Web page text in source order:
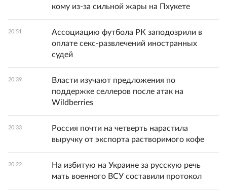
кому из-за сильной жары на Пхукете
20:51
Ассоциацию футбола РК заподозрили в
оплате секс-развлечений иностранных
судей
20:39
Власти изучают предложения по
поддержке селлеров после атак на
Wildberries
20:33
Россия почти на четверть нарастила
выручку от экспорта растворимого кофе
20:22
На избитую на Украине за русскую речь
мать военного ВСУ составили протокол